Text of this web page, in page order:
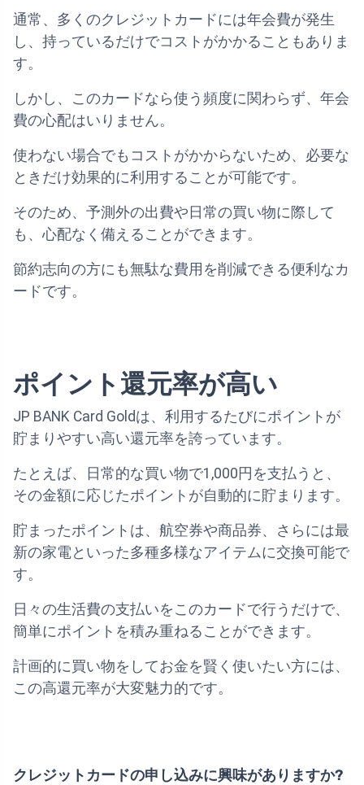
通常、多くのクレジットカードには年会費が発生
し、持っているだけでコストがかかることもありま
す。
しかし、このカードなら使う頻度に関わらず、年会
費の心配はいりません。
使わない場合でもコストがかからないため、必要な
ときだけ効果的に利用することが可能です。
そのため、予測外の出費や日常の買い物に際して
も、心配なく備えることができます。
節約志向の方にも無駄な費用を削減できる便利なカ
ードです。
ポイント還元率が高い
JP BANK Card Goldは、利用するたびにポイントが
貯まりやすい高い還元率を誇っています。
たとえば、日常的な買い物で1,000円を支払うと、
その金額に応じたポイントが自動的に貯まります。
貯まったポイントは、航空券や商品券、さらには最
新の家電といった多種多様なアイテムに交換可能で
す。
日々の生活費の支払いをこのカードで行うだけで、
簡単にポイントを積み重ねることができます。
計画的に買い物をしてお金を賢く使いたい方には、
この高還元率が大変魅力的です。
クレジットカードの申し込みに興味がありますか?